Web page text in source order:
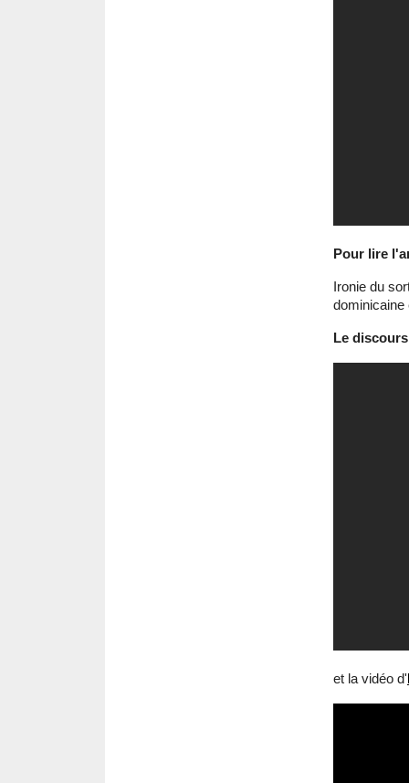
Pour lire
Ironie du
Le
et la vidéo d'